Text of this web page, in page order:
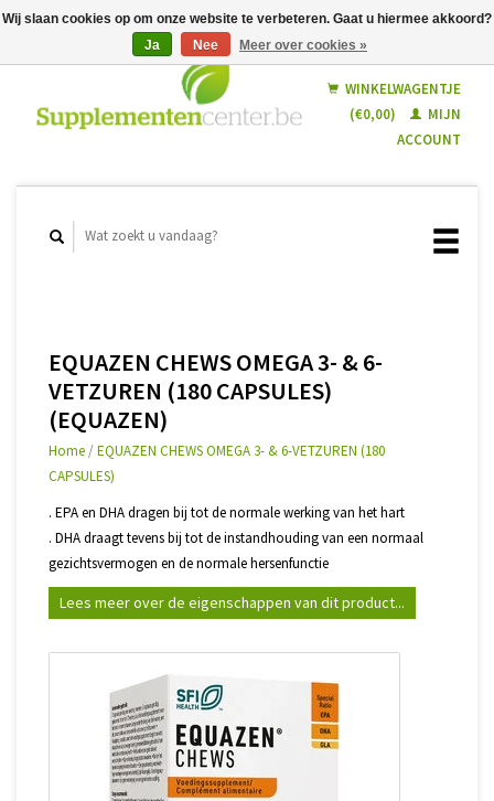
Nederlands
WINKELWAGENTJE
(€0,00)
MIJN
ACCOUNT
EQUAZEN CHEWS OMEGA 3- & 6-
VETZUREN (180 CAPSULES)
(EQUAZEN)
Home /EQUAZEN CHEWS OMEGA 3- & 6-VETZUREN (180
CAPSULES)
. EPA en DHA dragen bij tot de normale werking van het hart
. DHA draagt tevens bij tot de instandhouding van een normaal
gezichtsvermogen en de normale hersenfunctie
Lees meer over de eigenschappen van dit product...
Wij slaan cookies op om onze website te verbeteren. Gaat u hiermee akkoord?
Ja
Nee Meer over cookies »